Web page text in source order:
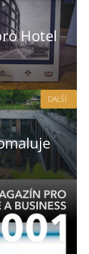
Hotel
DALŠÍ